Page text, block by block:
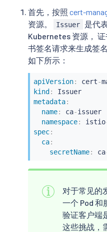
首先，按照 cert-
资源。 Issuer
是代
Kubernetes 资源，
书签名请求来生成签
如下所示：
apiVersion: cert-
kind :
Issuer
metadata:
name: ca-issuer
namespace: istio
spec:
ca:
secretName: ca
对于常见的
一个 Pod 和
验证客户端
这些挑战，